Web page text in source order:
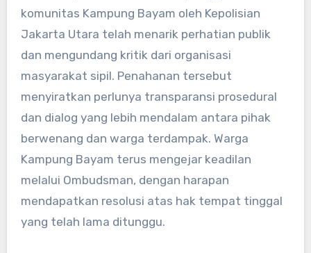
komunitas Kampung Bayam oleh Kepolisian
Jakarta Utara telah menarik perhatian publik
dan mengundang kritik dari organisasi
masyarakat sipil. Penahanan tersebut
menyiratkan perlunya transparansi prosedural
dan dialog yang lebih mendalam antara pihak
berwenang dan warga terdampak. Warga
Kampung Bayam terus mengejar keadilan
melalui Ombudsman, dengan harapan
mendapatkan resolusi atas hak tempat tinggal
yang telah lama ditunggu.